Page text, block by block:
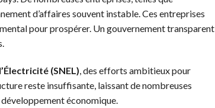
d’affaires souvent instable. Ces entreprises
pour prospérer. Un gouvernement transparent
(SNEL), des efforts ambitieux pour
reste insuffisante, laissant de nombreuses
économique.